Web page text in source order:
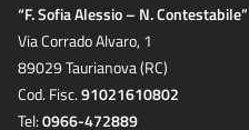
“F. Sofia Alessio – N. Contestabile”
Via Corrado Alvaro, 1
89029 Taurianova (RC)
Cod. Fisc.91021610802
Tel:0966-472889